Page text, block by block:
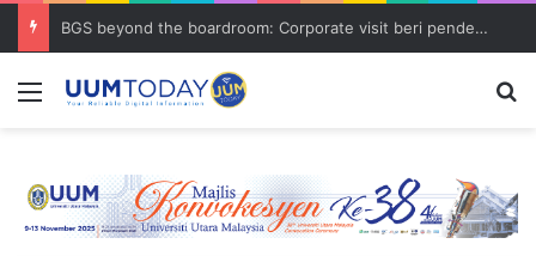
BGS beyond the boardroom: Corporate visit beri pendedahan dunia korporat kepada PELAJAR UUM
Menu